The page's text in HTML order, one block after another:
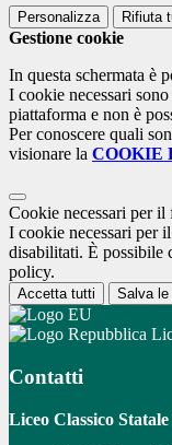
Personalizza Rifiuta
Gestione cookie
In questa schermata è
I cookie necessari
piattaforma e non è
Per conoscere quali
visionare la COOKIE
Cookie necessari per il
I cookie necessari per
disabilitati. È possibile
policy.
Accetta tutti Salva le
Contatti
Liceo Classico